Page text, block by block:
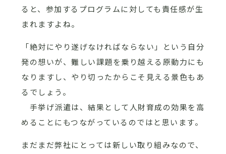
ると、参加するプログラムに対しても責任感が生
まれますよね。
「絶対にやり遂げなければならない」という自分
発の想いが、難しい課題を乗り越える原動力にも
なりますし、やり切ったからこそ見える景色もあ
るでしょう。
手挙げ派遣は、結果として人財育成の効果を高
めることにもつながっているのではと思います。
まだまだ弊社にとっては新しい取り組みなので、